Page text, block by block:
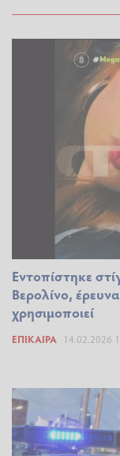
Εντοπίστηκε
Βερολίνο,
χρησιμοποιεί
ΕΠΊΚΑΙΡΑ 14.02.2026